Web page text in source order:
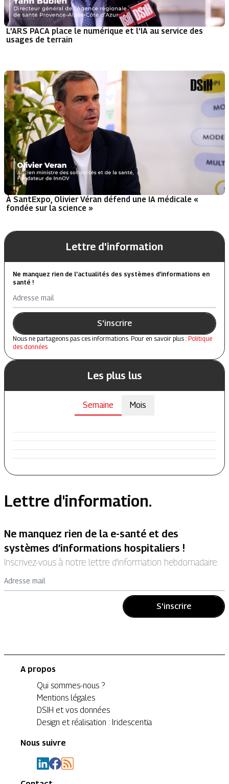
L’ARS PACA place le numérique et l’IA au service des
usages de terrain
À SantExpo, Olivier Véran défend une IA médicale «
fondée sur la science »
Lettre d'information
Ne manquez rien de l’actualités des systèmes d’informations en
santé !
Adresse mail
S'inscrire
Nous ne partageons pas ces informations. Pour en savoir plus : Politique
des données
Les plus lus
Semaine Mois
Lettre d'information.
Ne manquez rien de la e-santé et des
systèmes d’informations hospitaliers !
Inscrivez-vous à notre lettre d’information hebdomadaire.
Adresse mail
S'inscrire
A propos
Qui sommes-nous ?
Mentions légales
DSIH et vos données
Design et réalisation : Iridescentia
Nous suivre